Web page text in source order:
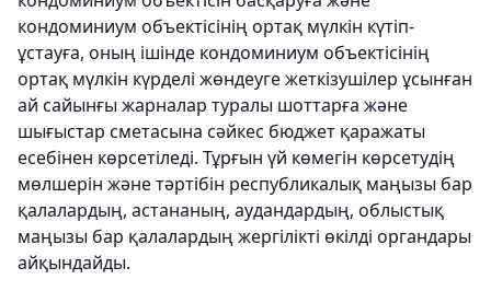
кондоминиум объектісінің ортақ мүлкін күтіп-
ұстауға, оның ішінде кондоминиум объектісінің
ортақ мүлкін күрделі жөндеуге жеткізушілер ұсынған
ай сайынғы жарналар туралы шоттарға және
шығыстар сметасына сәйкес бюджет қаражаты
есебінен көрсетіледі. Тұрғын үй көмегiн көрсетудiң
мөлшерiн және тәртiбiн республикалық маңызы бар
қалалардың, астананың, аудандардың, облыстық
маңызы бар қалалардың жергiлiктi өкiлдi органдары
айқындайды.